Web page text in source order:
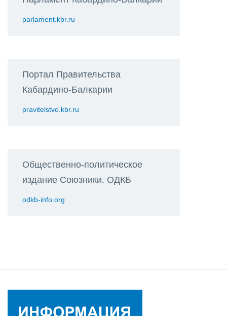
parlament.kbr.ru
Портал Правительства
Кабардино-Балкарии
pravitelstvo.kbr.ru
Общественно-политическое
издание Союзники. ОДКБ
odkb-info.org